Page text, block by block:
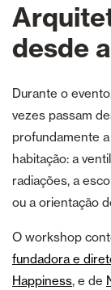
desde
Durante o
vezes passam
profundamente
habitação: a
radiações, a
ou a orientação
O workshop
fundadora e
Happiness, e de